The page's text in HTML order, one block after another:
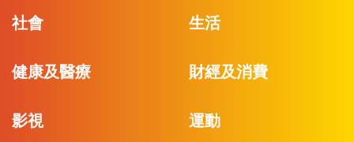
社會 生活
健康及醫療 財經及消費
影視 運動